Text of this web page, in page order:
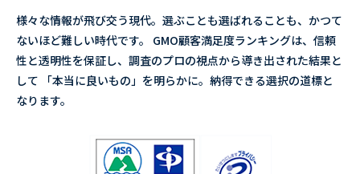
様々な情報が飛び交う現代。選ぶことも選ばれることも、かつて
ないほど難しい時代です。 GMO顧客満足度ランキングは、信頼
性と透明性を保証し、調査のプロの視点から導き出された結果と
して 「本当に良いもの」を明らかに。納得できる選択の道標と
なります。